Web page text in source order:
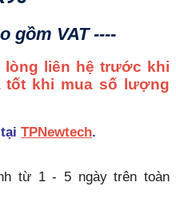
gồm VAT ----
lòng liên hệ trước khi
tốt khi mua số lượng
TPNewtech.
từ 1 - 5 ngày trên toàn